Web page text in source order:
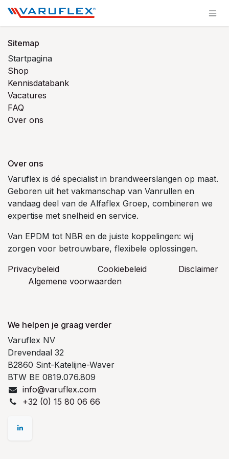
Sitemap
Startpagina
Shop
Kennisdatabank
Vacatures
FAQ
Over ons
Over ons
Varuflex is dé specialist in brandweerslangen op maat.
Geboren uit het vakmanschap van Vanrullen en
vandaag deel van de Alfaflex Groep, combineren we
expertise met snelheid en service.
Van EPDM tot NBR en de juiste koppelingen: wij
zorgen voor betrouwbare, flexibele oplossingen.
Privacybeleid
Cookiebeleid
​Disclaimer
Algemene voorwaarden
We helpen je graag verder
Varuflex NV
Drevendaal 32
B2860 Sint-Katelijne-Waver
BTW BE 0819.076.809
info@varuflex.com
+32 (0) 15 80 06 66